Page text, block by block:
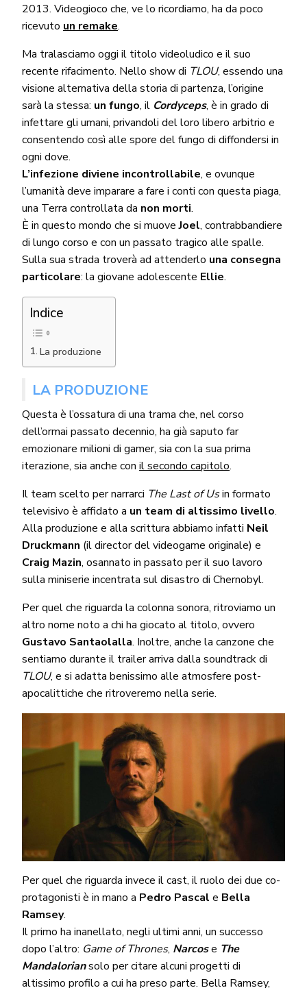
2013. Videogioco che, ve lo ricordiamo, ha da poco
ricevuto un remake.
Ma tralasciamo oggi il titolo videoludico e il suo
recente rifacimento. Nello show di TLOU, essendo una
visione alternativa della storia di partenza, l’origine
sarà la stessa: un fungo, il Cordyceps, è in grado di
infettare gli umani, privandoli del loro libero arbitrio e
consentendo così alle spore del fungo di diffondersi in
ogni dove.
L’infezione diviene incontrollabile, e ovunque
l’umanità deve imparare a fare i conti con questa piaga,
una Terra controllata da non morti.
È in questo mondo che si muoveJoel, contrabbandiere
di lungo corso e con un passato tragico alle spalle.
Sulla sua strada troverà ad attenderlo una consegna
particolare: la giovane adolescente Ellie.
Indice
La produzione
LA PRODUZIONE
Questa è l’ossatura di una trama che, nel corso
dell’ormai passato decennio, ha già saputo far
emozionare milioni di gamer, sia con la sua prima
iterazione, sia anche conil secondo capitolo.
Il team scelto per narrarci The Last of Usin formato
televisivo è affidato a un team di altissimo livello.
Alla produzione e alla scrittura abbiamo infatti Neil
Druckmann (il director del videogame originale) e
Craig Mazin, osannato in passato per il suo lavoro
sulla miniserie incentrata sul disastro di Chernobyl.
Per quel che riguarda la colonna sonora, ritroviamo un
altro nome noto a chi ha giocato al titolo, ovvero
Gustavo Santaolalla. Inoltre, anche la canzone che
sentiamo durante il trailer arriva dalla soundtrack di
TLOU, e si adatta benissimo alle atmosfere post-
apocalittiche che ritroveremo nella serie.
Per quel che riguarda invece il cast, il ruolo dei due co-
protagonisti è in mano a Pedro Pascale Bella
Ramsey.
Il primo ha inanellato, negli ultimi anni, un successo
dopo l’altro: Game of Thrones, Narcose The
Mandaloriansolo per citare alcuni progetti di
altissimo profilo a cui ha preso parte. Bella Ramsey,